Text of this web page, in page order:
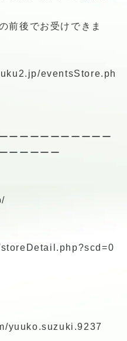
前後でお受けできま
eventsStore.ph
ーーーーーーーーーー
ーーーーー
yuuko.suzuki.9237